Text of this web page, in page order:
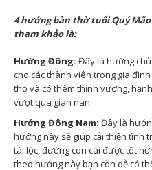
4 hướng bàn thờ tuổi Quý
tham khảo là:
Hướng Đông: Đây là hướng
cho các thành viên trong gia
thọ và có thêm thịnh vượng,
vượt qua gian nan.
Hướng Đông Nam: Đây là
hướng này sẽ giúp cải thiện tình
tài lộc, đường con cái được tốt
theo hướng này bạn còn dễ có